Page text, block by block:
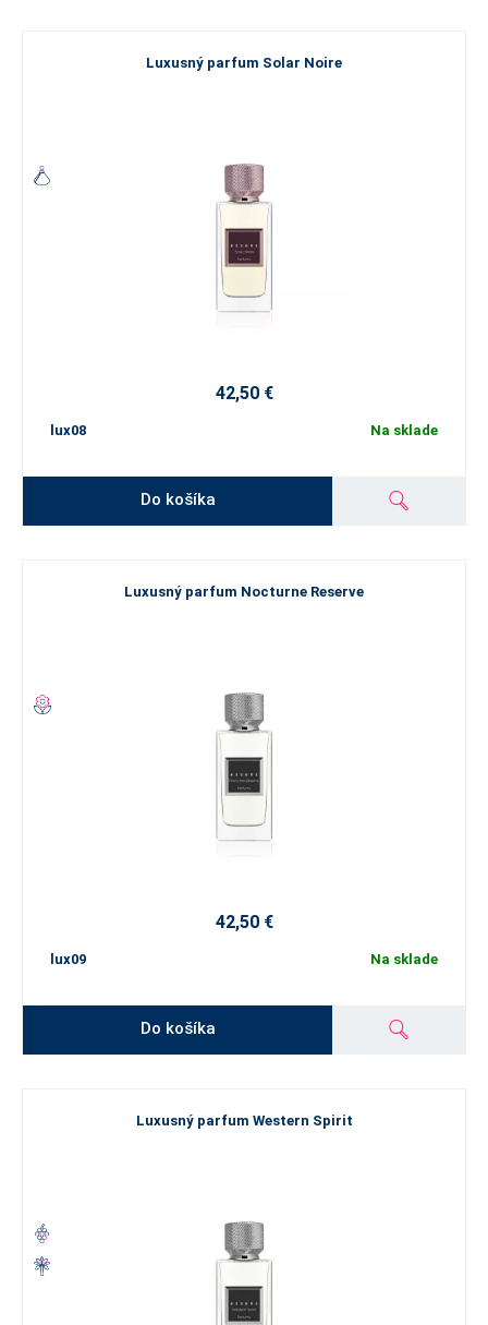
Luxusný parfum Solar Noire
42,50 €
lux08 Na sklade
Do košíka
Luxusný parfum Nocturne Reserve
42,50 €
lux09 Na sklade
Do košíka
Luxusný parfum Western Spirit